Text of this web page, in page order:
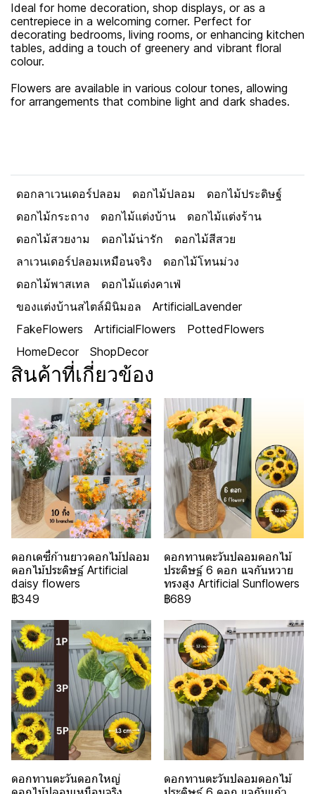
Ideal for home decoration, shop displays, or as a
centrepiece in a welcoming corner. Perfect for
decorating bedrooms, living rooms, or enhancing kitchen
tables, adding a touch of greenery and vibrant floral
colour.
Flowers are available in various colour tones, allowing
for arrangements that combine light and dark shades.
ดอกลาเวนเดอร์ปลอม ดอกไม้ปลอม
ดอกไม้ประดิษฐ์
ดอกไม้กระถาง
ดอกไม้แต่งบ้าน
ดอกไม้แต่งร้าน
ดอกไม้สวยงาม
ดอกไม้น่ารัก
ดอกไม้สีสวย
ลาเวนเดอร์ปลอมเหมือนจริง
ดอกไม้โทนม่วง
ดอกไม้พาสเทล
ดอกไม้แต่งคาเฟ่
ของแต่งบ้านสไตล์มินิมอล
ArtificialLavender
FakeFlowers
ArtificialFlowers
PottedFlowers
HomeDecor
ShopDecor
สินค้าที่เกี่ยวข้อง
ดอกเดซี่ก้านยาวดอกไม้ปลอม
ดอกไม้ประดิษฐ์ Artificial
daisy flowers
฿349
ดอกทานตะวันปลอมดอกไม้
ประดิษฐ์ 6 ดอก แจกันหวาย
ทรงสูง Artificial Sunflowers
฿689
ดอกทานตะวันดอกใหญ่
ดอกทานตะวันปลอมดอกไม้